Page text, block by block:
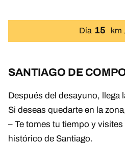
Día 15 km
SANTIAGO DE
Después del desayuno, llega
Si deseas quedarte en la
– Te tomes tu tiempo y
histórico de Santiago.